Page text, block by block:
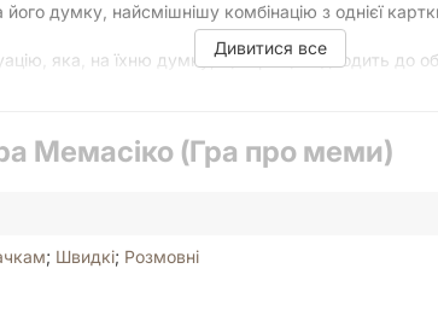
думку, найсмішнішу комбінацію з однієї
яка, на їхню думку, ще краще підходить до
правила, що дозволяють швидко розпочати гру.
Дивитися все
Мемасіко (Гра про меми)
; Швидкі; Розмовні